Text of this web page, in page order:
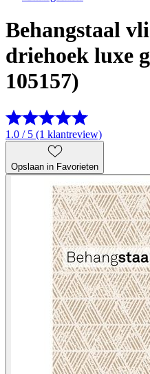
Behangstaal
driehoek luxe
105157)
1.0 / 5 (1 klantreview)
Opslaan in Favorieten